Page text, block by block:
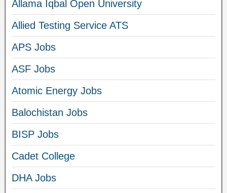
Allama Iqbal Open University
Allied Testing Service ATS
APS Jobs
ASF Jobs
Atomic Energy Jobs
Balochistan Jobs
BISP Jobs
Cadet College
DHA Jobs